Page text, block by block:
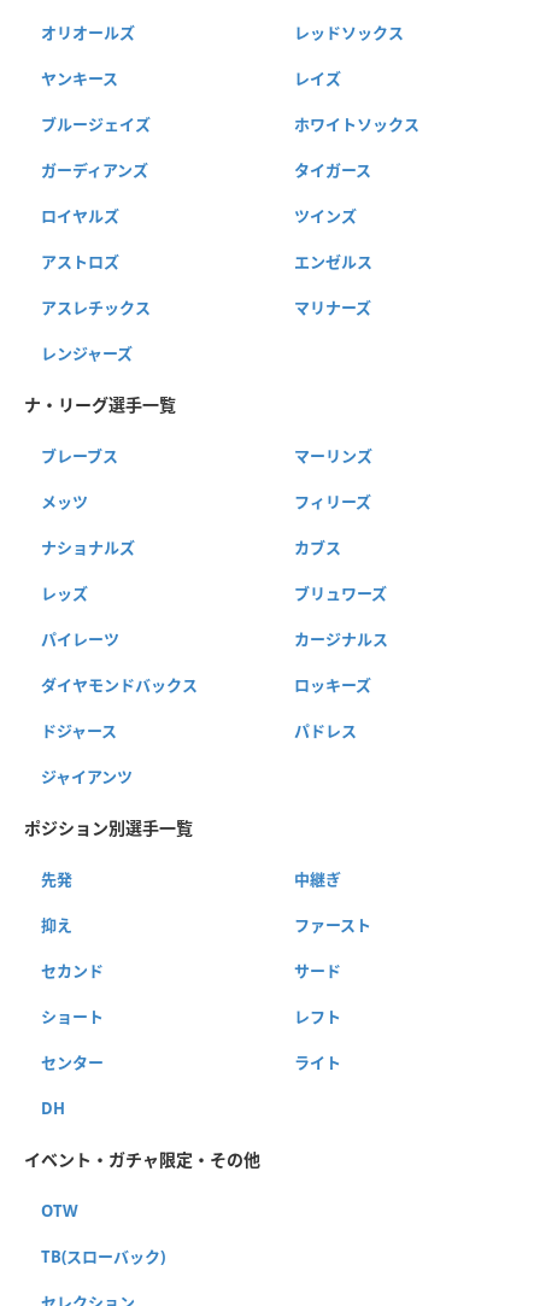
オリオールズ レッドソックス
ヤンキース レイズ
ブルージェイズ ホワイトソックス
ガーディアンズ タイガース
ロイヤルズ ツインズ
アストロズ エンゼルス
アスレチックス マリナーズ
レンジャーズ
ナ・リーグ選手一覧
ブレーブス マーリンズ
メッツ フィリーズ
ナショナルズ カブス
レッズ ブリュワーズ
パイレーツ カージナルス
ダイヤモンドバックス ロッキーズ
ドジャース パドレス
ジャイアンツ
ポジション別選手一覧
先発 中継ぎ
抑え ファースト
セカンド サード
ショート レフト
センター ライト
DH
イベント・ガチャ限定・その他
OTW
TB(スローバック)